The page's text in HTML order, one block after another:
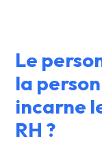
Le
la
incarne
RH ?